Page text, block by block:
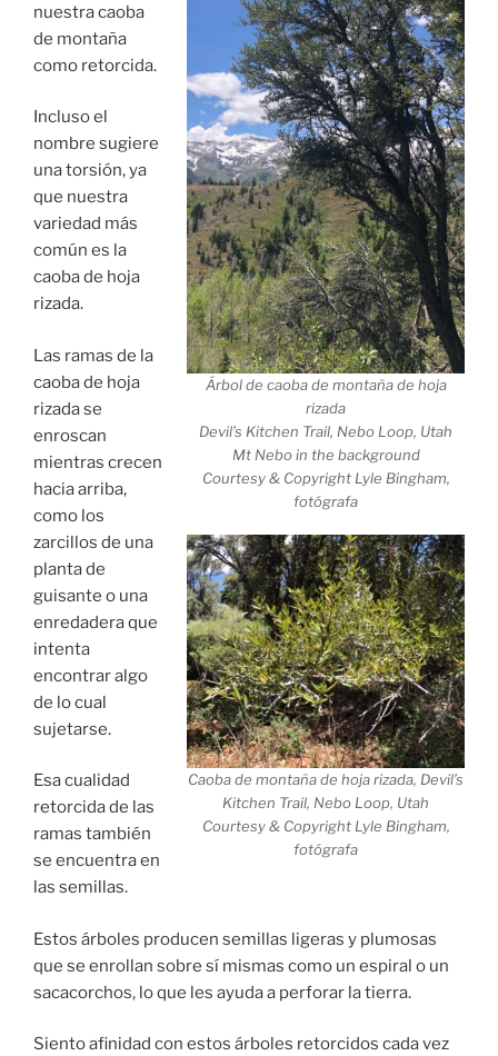
Árbol de caoba de montaña de hoja
rizada
Devil’s Kitchen Trail, Nebo Loop, Utah
Mt Nebo in the background
Courtesy & Copyright Lyle Bingham,
fotógrafa
Caoba de montaña de hoja rizada, Devil’s
Kitchen Trail, Nebo Loop, Utah
Courtesy & Copyright Lyle Bingham,
fotógrafa
nuestra caoba
de montaña
como retorcida.
Incluso el
nombre sugiere
una torsión, ya
que nuestra
variedad más
común es la
caoba de hoja
rizada.
Las ramas de la
caoba de hoja
rizada se
enroscan
mientras crecen
hacia arriba,
como los
zarcillos de una
planta de
guisante o una
enredadera que
intenta
encontrar algo
de lo cual
sujetarse.
Esa cualidad
retorcida de las
ramas también
se encuentra en
las semillas.
Estos árboles producen semillas ligeras y plumosas
que se enrollan sobre sí mismas como un espiral o un
sacacorchos, lo que les ayuda a perforar la tierra.
Siento afinidad con estos árboles retorcidos cada vez